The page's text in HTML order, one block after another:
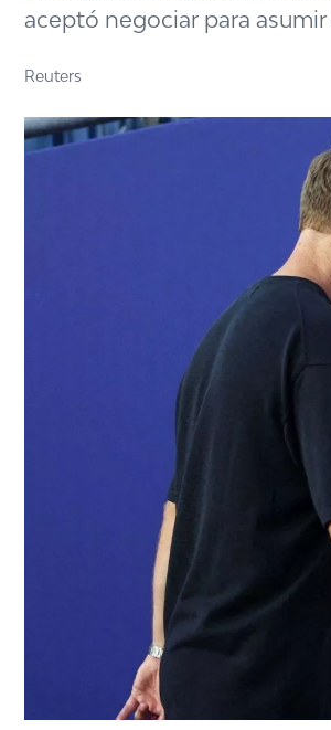
aceptó negociar para
Reuters